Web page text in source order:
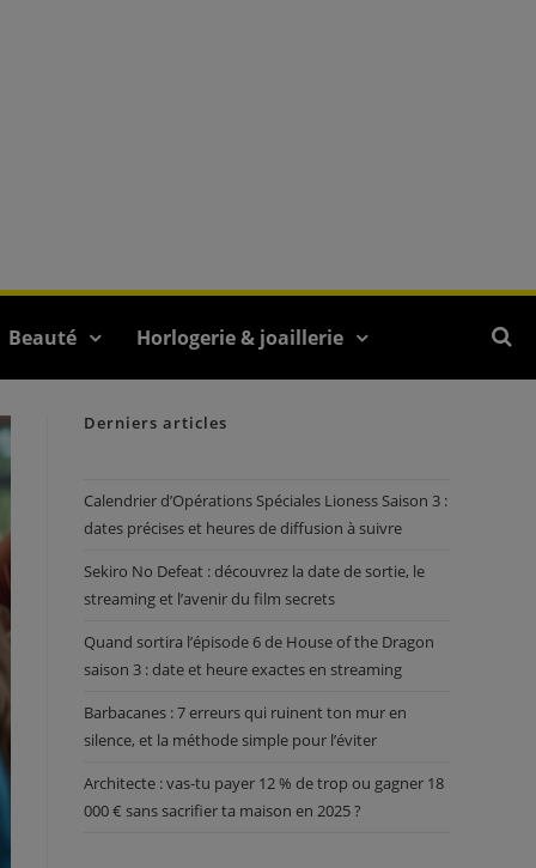
Beauté Horlogerie & joaillerie
Derniers articles
Calendrier d’Opérations Spéciales Lioness Saison 3 :
dates précises et heures de diffusion à suivre
Sekiro No Defeat : découvrez la date de sortie, le
streaming et l’avenir du film secrets
Quand sortira l’épisode 6 de House of the Dragon
saison 3 : date et heure exactes en streaming
Barbacanes : 7 erreurs qui ruinent ton mur en
silence, et la méthode simple pour l’éviter
Architecte : vas-tu payer 12 % de trop ou gagner 18
000 € sans sacrifier ta maison en 2025 ?